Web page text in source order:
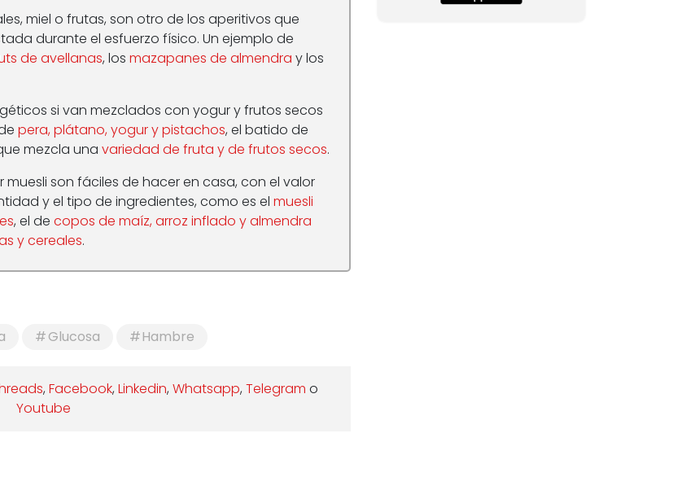
miel o frutas, son otro de los aperitivos que
durante el esfuerzo físico. Un ejemplo de
de avellanas, los mazapanes de almendra y los
si van mezclados con yogur y frutos secos
pera, plátano, yogur y pistachos, el batido de
mezcla una variedad de fruta y de frutos secos.
son fáciles de hacer en casa, con el valor
y el tipo de ingredientes, como es el muesli
, el de copos de maíz, arroz inflado y almendra
y cereales.
Glucosa Hambre
,Facebook,Linkedin,Whatsapp,Telegram o
Youtube